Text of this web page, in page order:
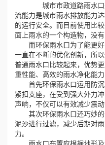
资
资
城市市政道路雨水口是
流能力是城市雨水排放能力
的运行安全。而目前使用比
面上雨水的一个构造物，没
而环保雨水口为了能更好
一直在不断的优化创新，所
普通雨水口比较起来，优势
重性能、高效的雨水净化能
首先环保雨水口运用防沉
紧扣支座，在受到强大外力
声响，不仅可以有效减少震
其次环保雨水口还巧妙的
泥沙进行过滤，减少后期对
力。